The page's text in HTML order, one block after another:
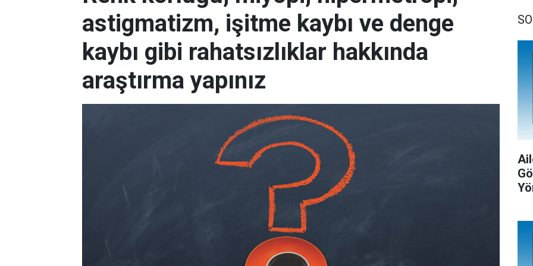
astigmatizm, işitme kaybı ve denge
kaybı gibi rahatsızlıklar hakkında
araştırma yapınız